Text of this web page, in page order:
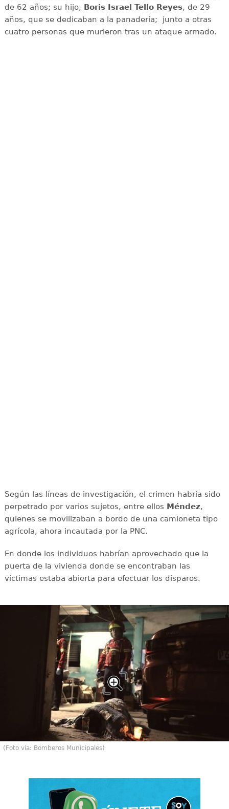
de 62 años; su hijo, Boris Israel Tello Reyes, de 29
años, que se dedicaban a la panadería; junto a otras
cuatro personas que murieron tras un ataque armado.
Según las líneas de investigación, el crimen habría sido
perpetrado por varios sujetos, entre ellos Méndez,
quienes se movilizaban a bordo de una camioneta tipo
agrícola, ahora incautada por la PNC.
En donde los individuos habrían aprovechado que la
puerta de la vivienda donde se encontraban las
víctimas estaba abierta para efectuar los disparos.
(Foto vía: Bomberos Municipales)